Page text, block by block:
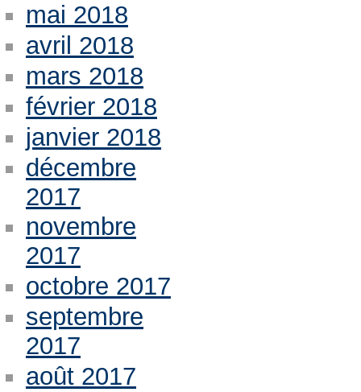
mai 2018
avril 2018
mars 2018
février 2018
janvier 2018
décembre
2017
novembre
2017
octobre 2017
septembre
2017
août 2017